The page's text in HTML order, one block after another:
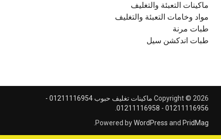
ماكينات التعبئة والتغليف
مواد وخامات التعبئة والتغليف
طبات مرنة
طبات اندكشن سيل
Copyright © 2026
ماكينات تغليف حبوب 01211116954 -
01211116956 - 01211116958
.
Powered byWordPress and PridMag
.